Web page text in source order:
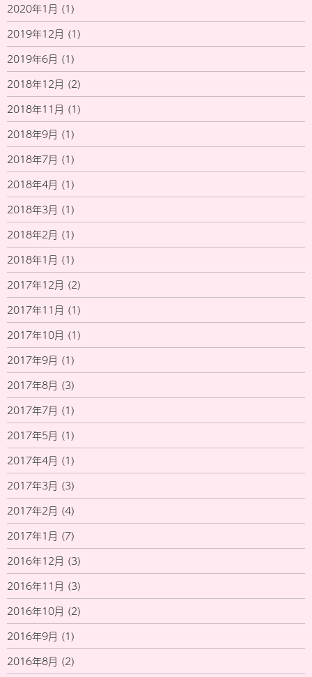
2020年1月 (1)
2019年12月 (1)
2019年6月 (1)
2018年12月 (2)
2018年11月 (1)
2018年9月 (1)
2018年7月 (1)
2018年4月 (1)
2018年3月 (1)
2018年2月 (1)
2018年1月 (1)
2017年12月 (2)
2017年11月 (1)
2017年10月 (1)
2017年9月 (1)
2017年8月 (3)
2017年7月 (1)
2017年5月 (1)
2017年4月 (1)
2017年3月 (3)
2017年2月 (4)
2017年1月 (7)
2016年12月 (3)
2016年11月 (3)
2016年10月 (2)
2016年9月 (1)
2016年8月 (2)